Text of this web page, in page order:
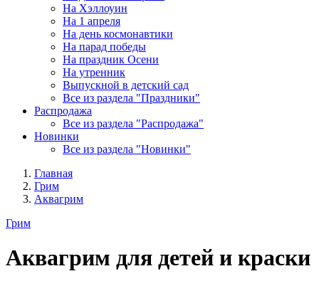
На Хэллоуин
На 1 апреля
На день космонавтики
На парад победы
На праздник Осени
На утренник
Выпускной в детский сад
Все из раздела "Праздники"
Распродажа
Все из раздела "Распродажа"
Новинки
Все из раздела "Новинки"
Главная
Грим
Аквагрим
Грим
Аквагрим для детей и краски